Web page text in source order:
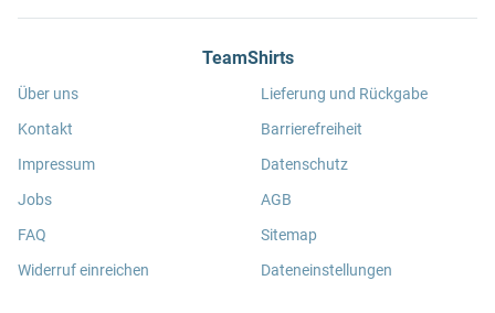
TeamShirts
Über uns
Kontakt
Impressum
Jobs
FAQ
Widerruf einreichen
Lieferung und Rückgabe
Barrierefreiheit
Datenschutz
AGB
Sitemap
Dateneinstellungen